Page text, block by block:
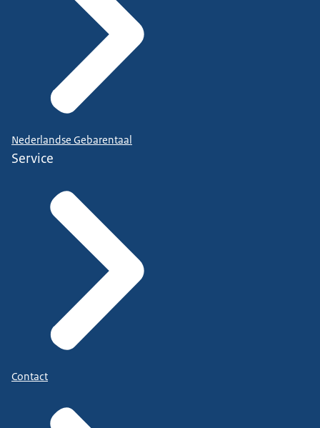
Nederlandse Gebarentaal
Service
Contact